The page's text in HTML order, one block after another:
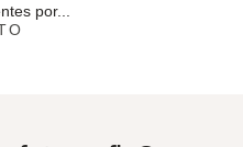
por...